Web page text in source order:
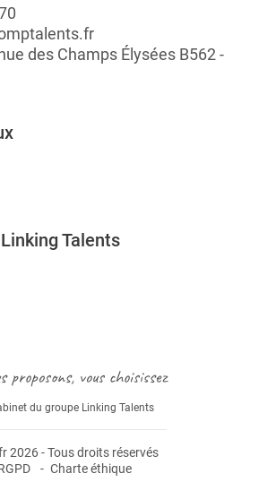
des Champs Élysées B562 -
Talents
proposons, vous choisissez
du groupe Linking Talents
- Tous droits réservés
Charte éthique